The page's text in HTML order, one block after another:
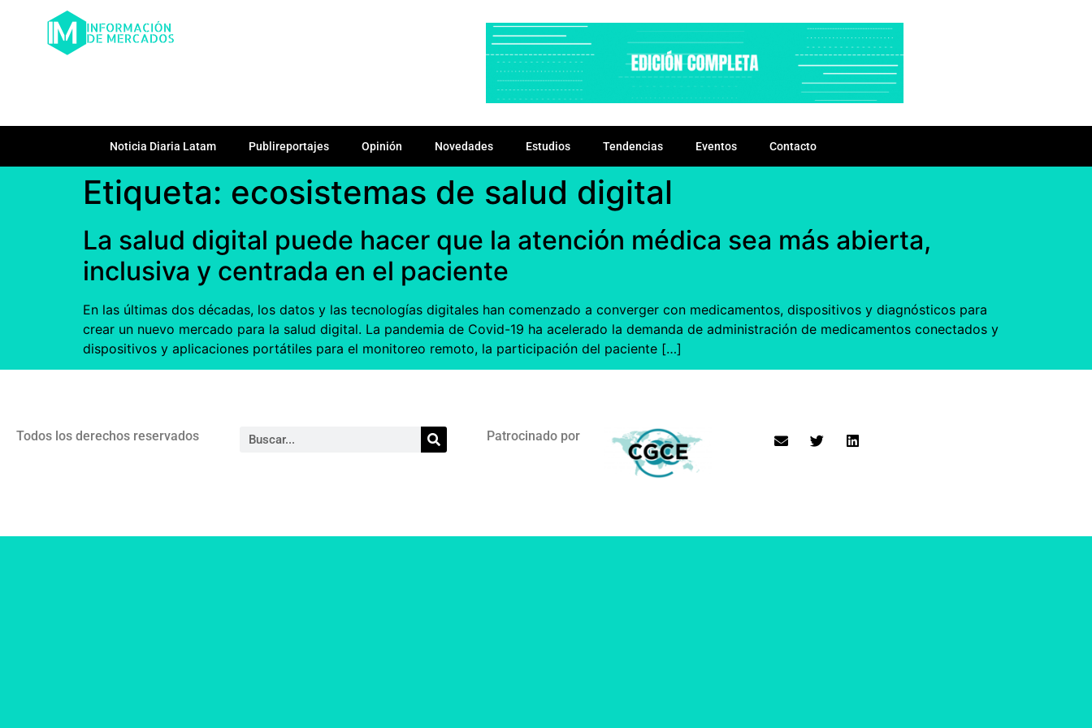
Noticia Diaria Latam Publireportajes Opinión Novedades Estudios Tendencias Eventos Contacto
Etiqueta: ecosistemas de salud digital
La salud digital puede hacer que la atención médica sea más abierta,
inclusiva y centrada en el paciente
En las últimas dos décadas, los datos y las tecnologías digitales han comenzado a converger con medicamentos, dispositivos y diagnósticos para
crear un nuevo mercado para la salud digital. La pandemia de Covid-19 ha acelerado la demanda de administración de medicamentos conectados y
dispositivos y aplicaciones portátiles para el monitoreo remoto, la participación del paciente […]
Todos los derechos reservados Patrocinado por